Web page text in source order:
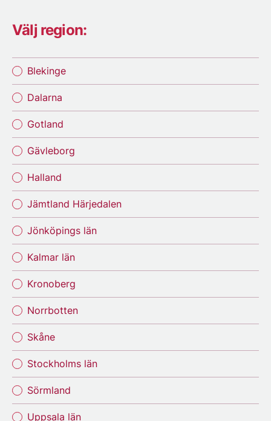
Välj region:
Blekinge
Dalarna
Gotland
Gävleborg
Halland
Jämtland Härjedalen
Jönköpings län
Kalmar län
Kronoberg
Norrbotten
Skåne
Stockholms län
Sörmland
Uppsala län